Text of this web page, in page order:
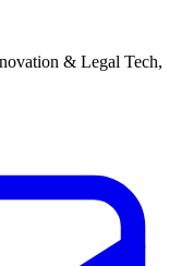
& Legal Tech,